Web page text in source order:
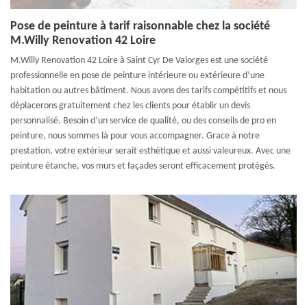
Pose de peinture à tarif raisonnable chez la société
M.Willy Renovation 42 Loire
M.Willy Renovation 42 Loire à Saint Cyr De Valorges est une société
professionnelle en pose de peinture intérieure ou extérieure d’une
habitation ou autres bâtiment. Nous avons des tarifs compétitifs et nous
déplacerons gratuitement chez les clients pour établir un devis
personnalisé. Besoin d’un service de qualité, ou des conseils de pro en
peinture, nous sommes là pour vous accompagner. Grace à notre
prestation, votre extérieur serait esthétique et aussi valeureux. Avec une
peinture étanche, vos murs et façades seront efficacement protégés.